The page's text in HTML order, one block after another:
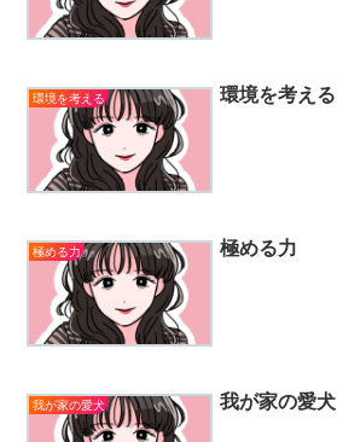
環境を考える 環境を考える
極める力 極める力
我が家の愛犬 我が家の愛犬